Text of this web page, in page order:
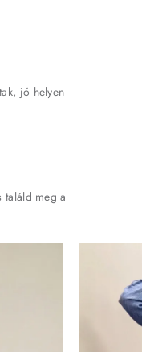
jó helyen
találd meg a